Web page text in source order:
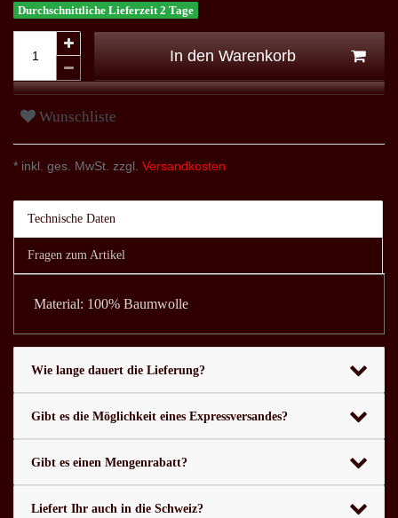
Durchschnittliche Lieferzeit 2 Tage
In den Warenkorb
Wunschliste
* inkl. ges. MwSt. zzgl. Versandkosten
Technische Daten
Fragen zum Artikel
Material: 100% Baumwolle
Wie lange dauert die Lieferung?
Gibt es die Möglichkeit eines Expressversandes?
Gibt es einen Mengenrabatt?
Liefert Ihr auch in die Schweiz?